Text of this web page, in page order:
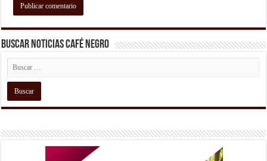
Buscar Noticias Café Negro